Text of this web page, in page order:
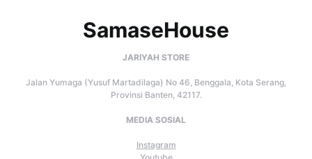
SamaseHouse
JARIYAH STORE
Jalan Yumaga (Yusuf Martadilaga) No 46, Benggala, Kota Serang,
Provinsi Banten, 42117.
MEDIA SOSIAL
Instagram